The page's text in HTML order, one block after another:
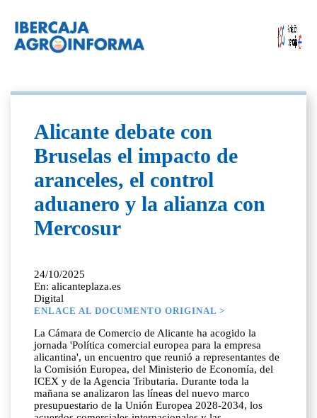
Alicante debate con
Bruselas el impacto de
aranceles, el control
aduanero y la alianza con
Mercosur
24/10/2025
En: alicanteplaza.es
Digital
ENLACE AL DOCUMENTO ORIGINAL >
La Cámara de Comercio de Alicante ha acogido la
jornada 'Política comercial europea para la empresa
alicantina', un encuentro que reunió a representantes de
la Comisión Europea, del Ministerio de Economía, del
ICEX y de la Agencia Tributaria. Durante toda la
mañana se analizaron las líneas del nuevo marco
presupuestario de la Unión Europea 2028-2034, los